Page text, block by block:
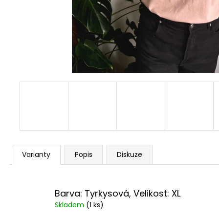
Varianty Popis Diskuze
Barva: Tyrkysová, Velikost: XL
Skladem (1 ks)